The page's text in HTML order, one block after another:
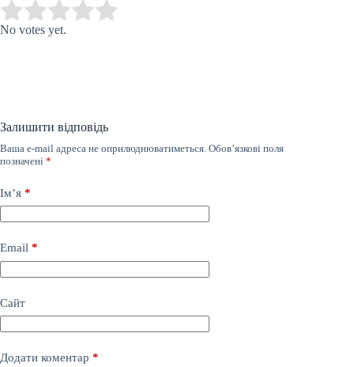
Rate this item:
No votes yet.
Залишити відповідь
Ваша e-mail адреса не оприлюднюватиметься. Обов’язкові поля
позначені *
Ім’я *
Email *
Сайт
Додати коментар *